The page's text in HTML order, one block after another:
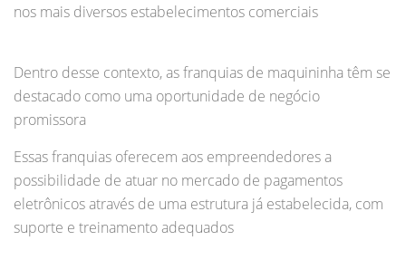
nos mais diversos estabelecimentos comerciais
Dentro desse contexto, as franquias de maquininha têm se
destacado como uma oportunidade de negócio
promissora
Essas franquias oferecem aos empreendedores a
possibilidade de atuar no mercado de pagamentos
eletrônicos através de uma estrutura já estabelecida, com
suporte e treinamento adequados